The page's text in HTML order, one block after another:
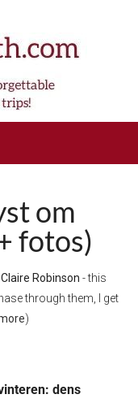
om
fotos)
Claire Robinson - this
through them, I get
)
dens